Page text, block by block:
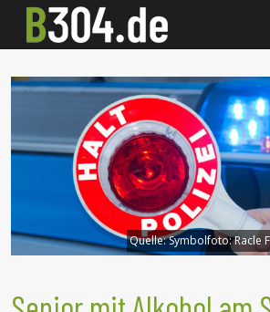
Quelle:Symbolfoto: Racle